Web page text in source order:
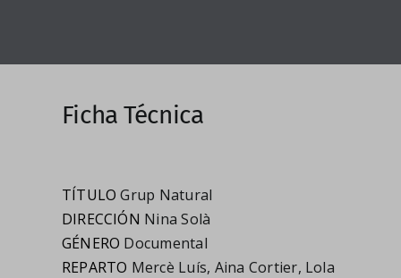
Ficha Técnica
TÍTULO Grup Natural
DIRECCIÓN Nina Solà
GÉNERO Documental
REPARTO Mercè Luís, Aina Cortier, Lola